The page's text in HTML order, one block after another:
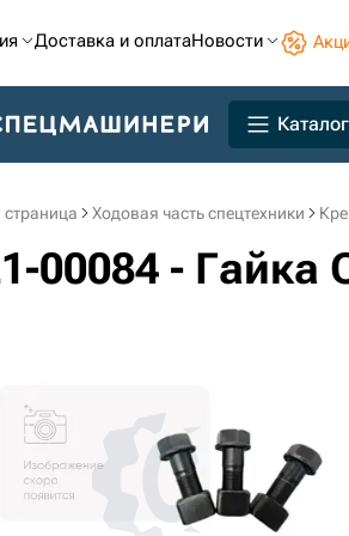
Доставка и оплатаНовости
Каталог
Ходовая часть спецтехники
00084 - Гайка